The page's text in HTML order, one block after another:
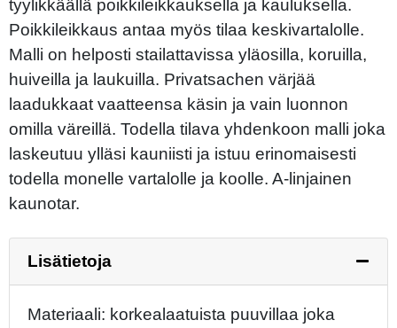
tyylikkäällä poikkileikkauksella ja kauluksella.
Poikkileikkaus antaa myös tilaa keskivartalolle.
Malli on helposti stailattavissa yläosilla, koruilla,
huiveilla ja laukuilla. Privatsachen värjää
laadukkaat vaatteensa käsin ja vain luonnon
omilla väreillä. Todella tilava yhdenkoon malli joka
laskeutuu ylläsi kauniisti ja istuu erinomaisesti
todella monelle vartalolle ja koolle. A-linjainen
kaunotar.
Lisätietoja
Materiaali: korkealaatuista puuvillaa joka